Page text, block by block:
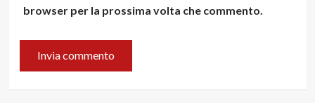
browser per la prossima volta che commento.